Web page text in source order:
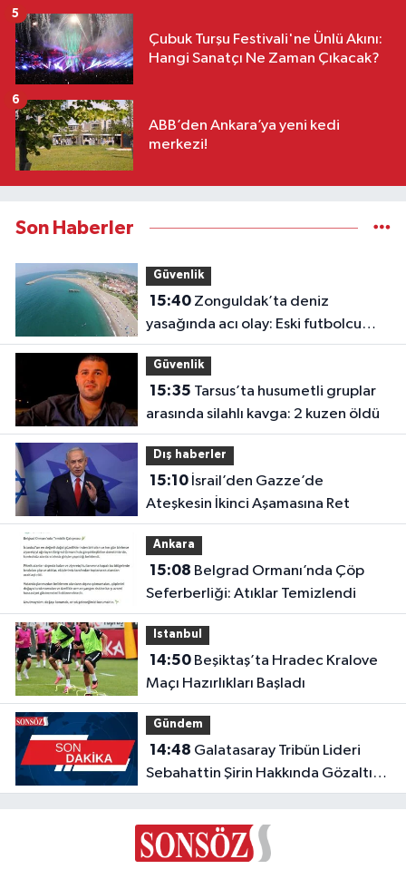
Çubuk Turşu Festivali'ne Ünlü Akını:
Hangi Sanatçı Ne Zaman Çıkacak?
5
ABB’den Ankara’ya yeni kedi
merkezi!
6
Son Haberler
Güvenlik
15:40Zonguldak’ta deniz
yasağında acı olay: Eski futbolcu
Hakan Ergin hayatını kaybetti
Güvenlik
15:35
arasında silahlı kavga: 2 kuzen öldü
Dış haberler
15:10İsrail’den Gazze’de
Ateşkesin İkinci Aşamasına Ret
Ankara
15:08
Seferberliği: Atıklar Temizlendi
Istanbul
14:50Beşiktaş’ta Hradec Kralove
Maçı Hazırlıkları Başladı
Gündem
14:48
Sebahattin Şirin Hakkında Gözaltı
Kararı